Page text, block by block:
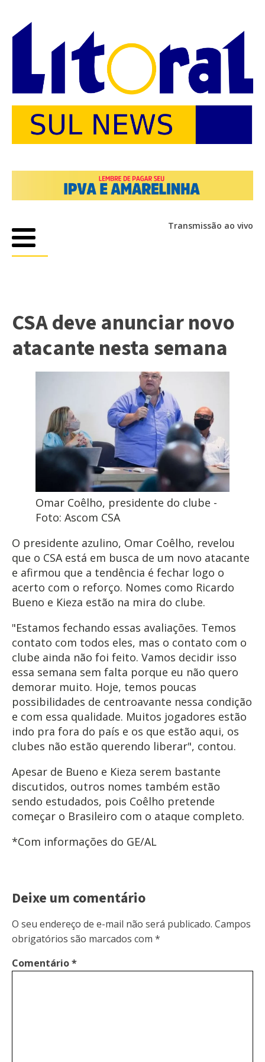
Transmissão ao vivo
CSA deve anunciar novo
atacante nesta semana
Omar Coêlho, presidente do clube -
Foto: Ascom CSA
O presidente azulino, Omar Coêlho, revelou
que o CSA está em busca de um novo atacante
e afirmou que a tendência é fechar logo o
acerto com o reforço. Nomes como Ricardo
Bueno e Kieza estão na mira do clube.
"Estamos fechando essas avaliações. Temos
contato com todos eles, mas o contato com o
clube ainda não foi feito. Vamos decidir isso
essa semana sem falta porque eu não quero
demorar muito. Hoje, temos poucas
possibilidades de centroavante nessa condição
e com essa qualidade. Muitos jogadores estão
indo pra fora do país e os que estão aqui, os
clubes não estão querendo liberar", contou.
Apesar de Bueno e Kieza serem bastante
discutidos, outros nomes também estão
sendo estudados, pois Coêlho pretende
começar o Brasileiro com o ataque completo.
*Com informações do GE/AL
Deixe um comentário
O seu endereço de e-mail não será publicado. Campos
obrigatórios são marcados com *
Comentário*